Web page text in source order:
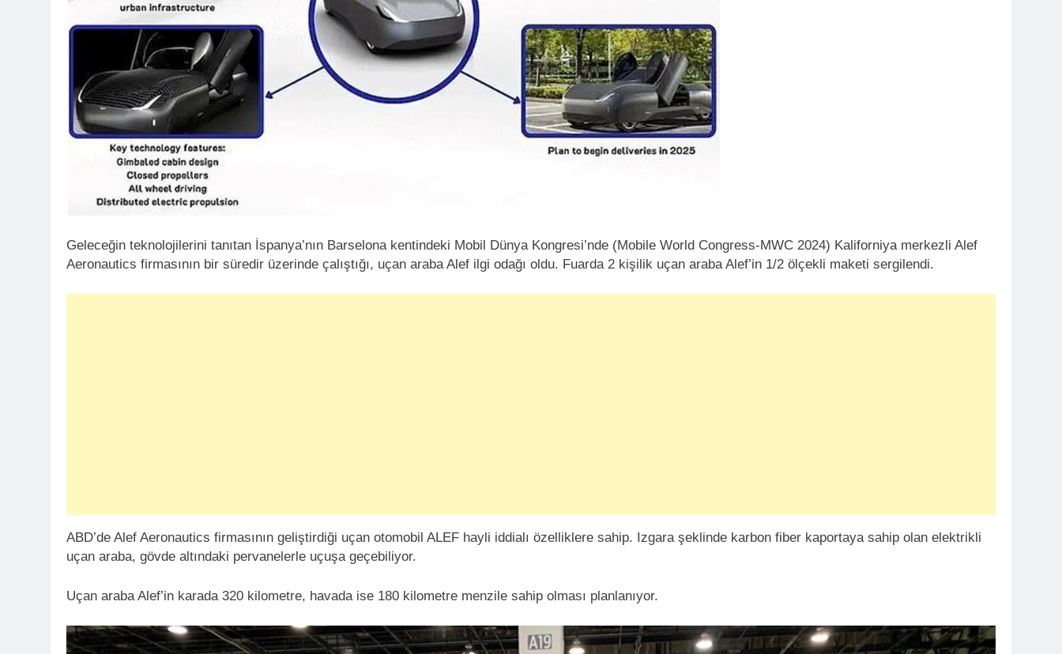
Geleceğin teknolojilerini tanıtan İspanya’nın Barselona kentindeki Mobil Dünya Kongresi’nde (Mobile World Congress-MWC 2024) Kaliforniya merkezli Alef
Aeronautics firmasının bir süredir üzerinde çalıştığı, uçan araba Alef ilgi odağı oldu. Fuarda 2 kişilik uçan araba Alef’in 1/2 ölçekli maketi sergilendi.
ABD’de Alef Aeronautics firmasının geliştirdiği uçan otomobil ALEF hayli iddialı özelliklere sahip. Izgara şeklinde karbon fiber kaportaya sahip olan elektrikli
uçan araba, gövde altındaki pervanelerle uçuşa geçebiliyor.
Uçan araba Alef’in karada 320 kilometre, havada ise 180 kilometre menzile sahip olması planlanıyor.